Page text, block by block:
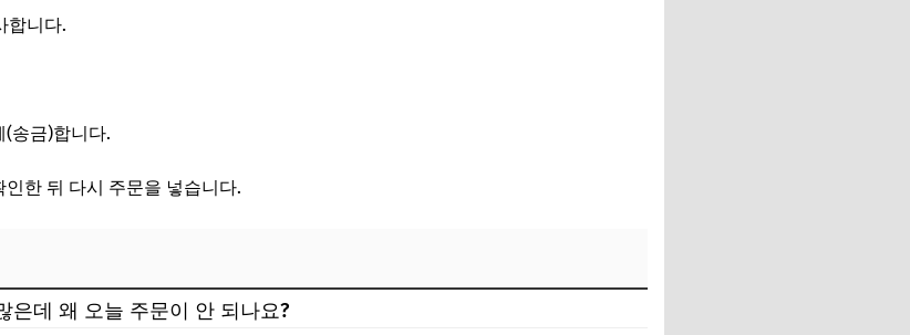
합니다.
(송금)합니다.
한 뒤 다시 주문을 넣습니다.
은데 왜 오늘 주문이 안 되나요?